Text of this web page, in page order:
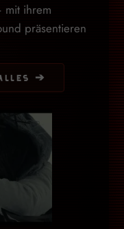
mit ihrem
präsentieren
➔